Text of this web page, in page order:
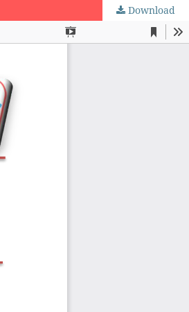
Download